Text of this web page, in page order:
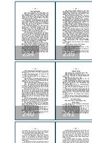
234 235
240 241